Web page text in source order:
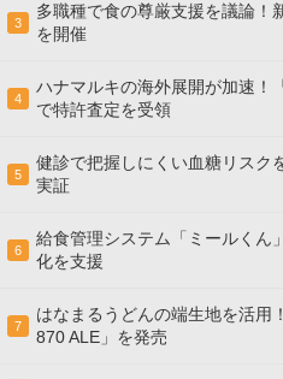
3
多職種で食の尊厳支援を議論！
を開催
4
ハナマルキの海外展開が加速！
で特許査定を受領
5
健診で把握しにくい血糖リスク
実証
6
給食管理システム「ミールくん
化を支援
7
はなまるうどんの端生地を活用
870 ALE」を発売